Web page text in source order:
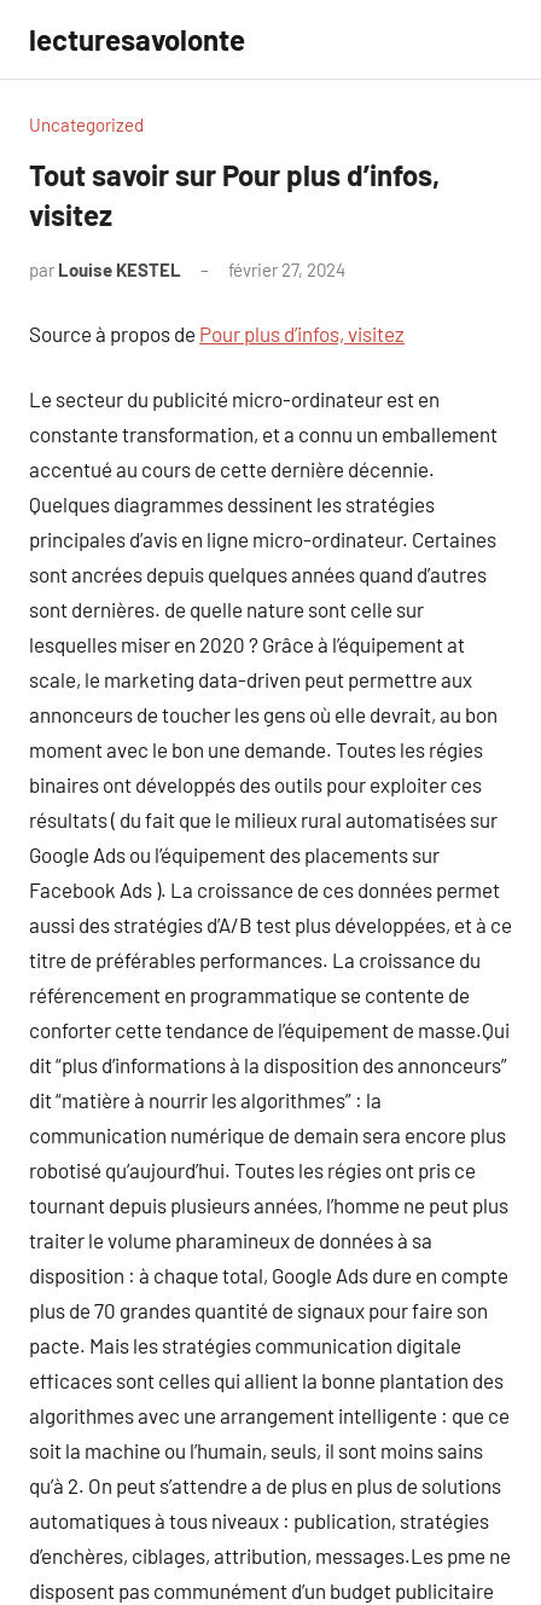
contenu
lecturesavolonte
Uncategorized
Tout savoir sur Pour plus d’infos,
visitez
par Louise KESTEL février 27, 2024
Source à propos de Pour plus d’infos, visitez
Le secteur du publicité micro-ordinateur est en
constante transformation, et a connu un emballement
accentué au cours de cette dernière décennie.
Quelques diagrammes dessinent les stratégies
principales d’avis en ligne micro-ordinateur. Certaines
sont ancrées depuis quelques années quand d’autres
sont dernières. de quelle nature sont celle sur
lesquelles miser en 2020 ? Grâce à l’équipement at
scale, le marketing data-driven peut permettre aux
annonceurs de toucher les gens où elle devrait, au bon
moment avec le bon une demande. Toutes les régies
binaires ont développés des outils pour exploiter ces
résultats ( du fait que le milieux rural automatisées sur
Google Ads ou l’équipement des placements sur
Facebook Ads ). La croissance de ces données permet
aussi des stratégies d’A/B test plus développées, et à ce
titre de préférables performances. La croissance du
référencement en programmatique se contente de
conforter cette tendance de l’équipement de masse.Qui
dit “plus d’informations à la disposition des annonceurs”
dit “matière à nourrir les algorithmes” : la
communication numérique de demain sera encore plus
robotisé qu’aujourd’hui. Toutes les régies ont pris ce
tournant depuis plusieurs années, l’homme ne peut plus
traiter le volume pharamineux de données à sa
disposition : à chaque total, Google Ads dure en compte
plus de 70 grandes quantité de signaux pour faire son
pacte. Mais les stratégies communication digitale
efficaces sont celles qui allient la bonne plantation des
algorithmes avec une arrangement intelligente : que ce
soit la machine ou l’humain, seuls, il sont moins sains
qu’à 2. On peut s’attendre a de plus en plus de solutions
automatiques à tous niveaux : publication, stratégies
d’enchères, ciblages, attribution, messages.Les pme ne
disposent pas communément d’un budget publicitaire